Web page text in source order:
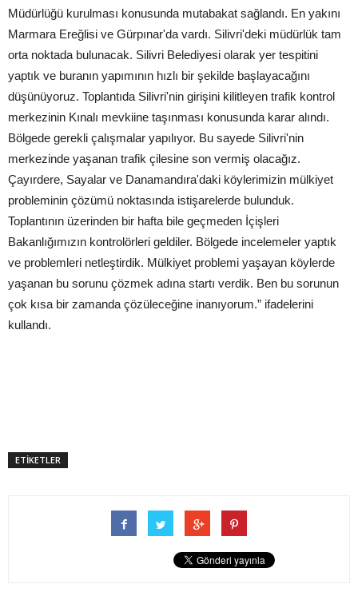
Müdürlüğü kurulması konusunda mutabakat sağlandı. En yakını
Marmara Ereğlisi ve Gürpınar'da vardı. Silivri'deki müdürlük tam
orta noktada bulunacak. Silivri Belediyesi olarak yer tespitini
yaptık ve buranın yapımının hızlı bir şekilde başlayacağını
düşünüyoruz. Toplantıda Silivri'nin girişini kilitleyen trafik kontrol
merkezinin Kınalı mevkiine taşınması konusunda karar alındı.
Bölgede gerekli çalışmalar yapılıyor. Bu sayede Silivri'nin
merkezinde yaşanan trafik çilesine son vermiş olacağız.
Çayırdere, Sayalar ve Danamandıra'daki köylerimizin mülkiyet
probleminin çözümü noktasında istişarelerde bulunduk.
Toplantının üzerinden bir hafta bile geçmeden İçişleri
Bakanlığımızın kontrolörleri geldiler. Bölgede incelemeler yaptık
ve problemleri netleştirdik. Mülkiyet problemi yaşayan köylerde
yaşanan bu sorunu çözmek adına startı verdik. Ben bu sorunun
çok kısa bir zamanda çözüleceğine inanıyorum.” ifadelerini
kullandı.
ETİKETLER